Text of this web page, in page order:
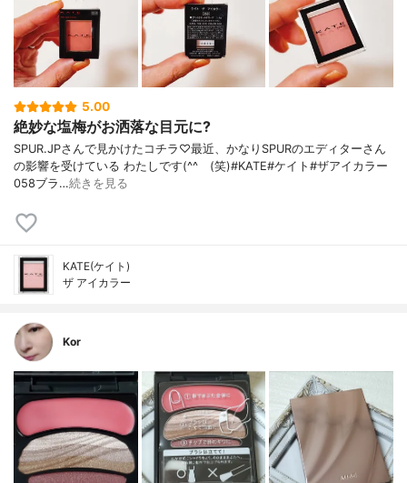
5.00
絶妙な塩梅がお洒落な目元に?
SPUR.JPさんで見かけたコチラ♡最近、かなりSPURのエディターさん
の影響を受けている わたしです(^^ゞ(笑)#KATE#ケイト#ザアイカラー
058ブラ…続きを見る
KATE(ケイト)
ザ アイカラー
Kor